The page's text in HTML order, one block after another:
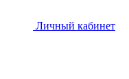
Личный кабинет